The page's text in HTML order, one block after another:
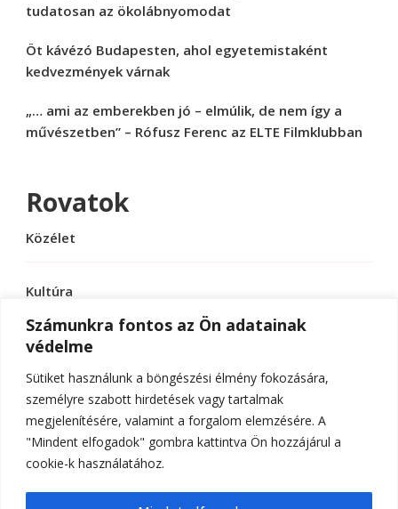
Számunkra fontos az Ön adatainak
védelme
Sütiket használunk a böngészési élmény fokozására,
személyre szabott hirdetések vagy tartalmak
megjelenítésére, valamint a forgalom elemzésére. A
"Mindent elfogadok" gombra kattintva Ön hozzájárul a
cookie-k használatához.
tudatosan az ökolábnyomodat
Öt kávézó Budapesten, ahol egyetemistaként
kedvezmények várnak
„… ami az emberekben jó – elmúlik, de nem így a
művészetben” – Rófusz Ferenc az ELTE Filmklubban
Rovatok
Közélet
Kultúra
Sport
Tudomány
© Szerzői jog 2026 ELTE Online